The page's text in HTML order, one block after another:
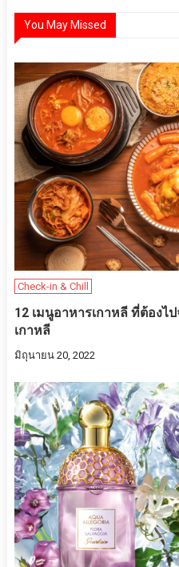
You May Missed
Check-in & Chill
12 เมนูอาหารเกาหลี ที่ต้องไ
เกาหลี
มิถุนายน 20, 2022